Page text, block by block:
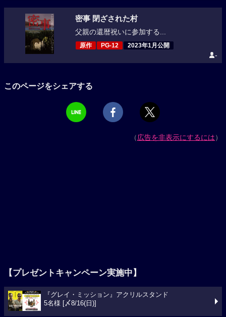
密事 閉ざされた村
父親の還暦祝いに参加する...
原作 PG-12 2023年1月公開
-
このページをシェアする
（広告を非表示にするには）
【プレゼントキャンペーン実施中】
『グレイ・ミッション』アクリルスタンド
5名様 [〆8/16(日)]